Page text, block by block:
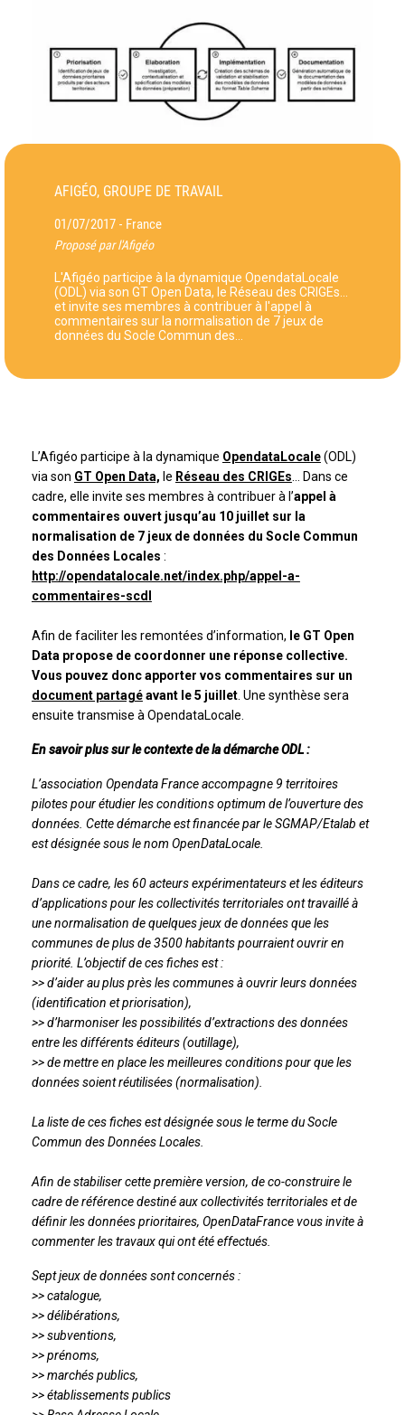
AFIGÉO, GROUPE DE TRAVAIL
01/07/2017 - France
Proposé par l'Afigéo
L'Afigéo participe à la dynamique OpendataLocale
(ODL) via son GT Open Data, le Réseau des CRIGEs...
et invite ses membres à contribuer à l'appel à
commentaires sur la normalisation de 7 jeux de
données du Socle Commun des…
L’Afigéo participe à la dynamique OpendataLocale(ODL)
via son GT Open Data, le Réseau des CRIGEs … Dans ce
cadre, elle invite ses membres à contribuer à l’appel à
commentaires ouvert jusqu’au 10 juillet sur la
normalisation de 7 jeux de données du Socle Commun
des Données Locales :
http://opendatalocale.net/index.php/appel-a-
commentaires-scdl
Afin de faciliter les remontées d’information, le GT Open
Data propose de coordonner une réponse collective.
Vous pouvez donc apporter vos commentaires sur un
document partagéavant le 5 juillet. Une synthèse sera
ensuite transmise à OpendataLocale.
En savoir plus sur le contexte de la démarche ODL :
L’association Opendata France accompagne 9 territoires
pilotes pour étudier les conditions optimum de l’ouverture des
données. Cette démarche est financée par le SGMAP/Etalab et
est désignée sous le nom OpenDataLocale.
Dans ce cadre, les 60 acteurs expérimentateurs et les éditeurs
d’applications pour les collectivités territoriales ont travaillé à
une normalisation de quelques jeux de données que les
communes de plus de 3500 habitants pourraient ouvrir en
priorité. L’objectif de ces fiches est :
>> d’aider au plus près les communes à ouvrir leurs données
(identification et priorisation),
>> d’harmoniser les possibilités d’extractions des données
entre les différents éditeurs (outillage),
>> de mettre en place les meilleures conditions pour que les
données soient réutilisées (normalisation).
La liste de ces fiches est désignée sous le terme du Socle
Commun des Données Locales.
Afin de stabiliser cette première version, de co-construire le
cadre de référence destiné aux collectivités territoriales et de
définir les données prioritaires, OpenDataFrance vous invite à
commenter les travaux qui ont été effectués.
Sept jeux de données sont concernés :
>> catalogue,
>> délibérations,
>> subventions,
>> prénoms,
>> marchés publics,
>> établissements publics